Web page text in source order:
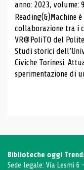
anno: 2023, volume:
Reading(&)Machine
collaborazione tra i
VR@PoliTO del
Studi storici
Civiche Torinesi.
sperimentazione di
Biblioteche oggi
Sede legale: Via Lesmi 6